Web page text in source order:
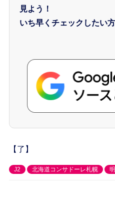
見よう！
いち早くチェックしたい
【了】
J2 北海道コンサドーレ札幌